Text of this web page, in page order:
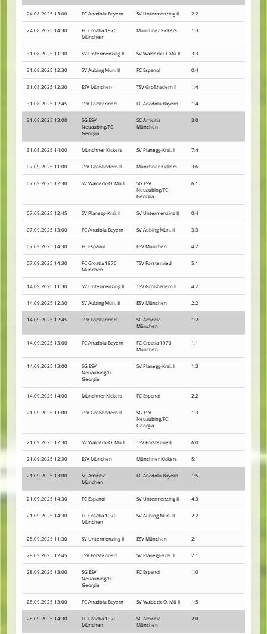
24.08.2025 13:00 FC Anadolu Bayern SV Untermenzing II 2:2
24.08.2025 14:30
FC Croatia 1970
München
Münchner Kickers 1:3
31.08.2025 11:30 SV Untermenzing II SV Waldeck-O. Mü II 3:3
31.08.2025 12:30 SV Aubing Mün. II FC Espanol 0:4
31.08.2025 12:30 ESV München TSV Großhadern II 1:4
31.08.2025 12:45 TSV Forstenried FC Anadolu Bayern 1:4
31.08.2025 13:00
SG ESV
Neuaubing/FC
Georgia
SC Amicitia
München
3:0
31.08.2025 14:00 Münchner Kickers SV Planegg-Krai. II 7:4
07.09.2025 11:00 TSV Großhadern II Münchner Kickers 3:6
07.09.2025 12:30 SV Waldeck-O. Mü II
SG ESV
Neuaubing/FC
Georgia
6:1
07.09.2025 12:45 SV Planegg-Krai. II SV Untermenzing II 0:4
07.09.2025 13:00 FC Anadolu Bayern SV Aubing Mün. II 3:3
07.09.2025 14:30 FC Espanol ESV München 4:2
07.09.2025 14:30
FC Croatia 1970
München
TSV Forstenried 5:1
14.09.2025 11:30 SV Untermenzing II TSV Großhadern II 4:2
14.09.2025 12:30 SV Aubing Mün. II ESV München 2:2
14.09.2025 12:45 TSV Forstenried
SC Amicitia
München
1:2
14.09.2025 13:00 FC Anadolu Bayern
FC Croatia 1970
München
1:1
14.09.2025 13:00
SG ESV
Neuaubing/FC
Georgia
SV Planegg-Krai. II 1:3
14.09.2025 14:00 Münchner Kickers FC Espanol 2:2
21.09.2025 11:00 TSV Großhadern II
SG ESV
Neuaubing/FC
Georgia
1:3
21.09.2025 12:30 SV Waldeck-O. Mü II TSV Forstenried 6:0
21.09.2025 12:30 ESV München Münchner Kickers 5:1
21.09.2025 13:00
SC Amicitia
München
FC Anadolu Bayern 1:5
21.09.2025 14:30 FC Espanol SV Untermenzing II 4:3
21.09.2025 14:30
FC Croatia 1970
München
SV Aubing Mün. II 2:2
28.09.2025 11:30 SV Untermenzing II ESV München 2:1
28.09.2025 12:45 TSV Forstenried SV Planegg-Krai. II 2:1
28.09.2025 13:00
SG ESV
Neuaubing/FC
Georgia
FC Espanol 1:0
28.09.2025 13:00 FC Anadolu Bayern SV Waldeck-O. Mü II 1:5
28.09.2025 14:30
FC Croatia 1970
München
SC Amicitia
München
2:0